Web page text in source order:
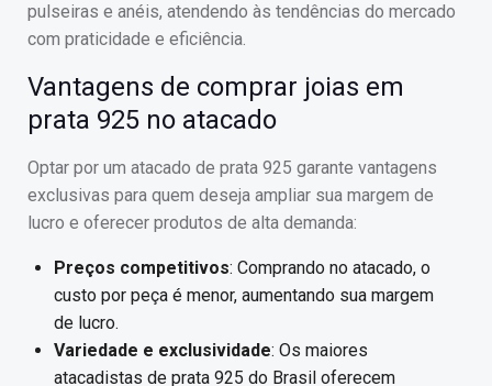
pulseiras e anéis, atendendo às tendências do mercado
com praticidade e eficiência.
Vantagens de comprar joias em
prata 925 no atacado
Optar por um atacado de prata 925 garante vantagens
exclusivas para quem deseja ampliar sua margem de
lucro e oferecer produtos de alta demanda:
Preços competitivos: Comprando no atacado, o
custo por peça é menor, aumentando sua margem
de lucro.
Variedade e exclusividade: Os maiores
atacadistas de prata 925 do Brasil oferecem